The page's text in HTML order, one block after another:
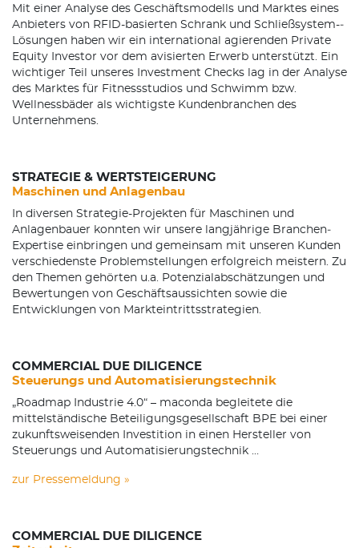
Mit einer Analyse des Geschäftsmodells und Marktes eines
Anbieters von RFID­-basierten Schrank­ und Schließsystem-­
Lösungen haben wir ein international agierenden Private
Equity­ Investor vor dem avisierten Erwerb unterstützt. Ein
wichtiger Teil unseres Investment Checks lag in der Analyse
des Marktes für Fitnessstudios und Schwimm­ bzw.
Wellnessbäder als wichtigste Kundenbranchen des
Unternehmens.
STRATEGIE & WERTSTEIGERUNG
Maschinen­ und Anlagenbau
In diversen Strategie­-Projekten für Maschinen­ und
Anlagenbauer konnten wir unsere langjährige Branchen­
Expertise einbringen und gemeinsam mit unseren Kunden
verschiedenste Problemstellungen erfolgreich meistern. Zu
den Themen gehörten u.a. Potenzialabschätzungen und
Bewertungen von Geschäftsaussichten sowie die
Entwicklungen von Markteintrittsstrategien.
COMMERCIAL DUE DILIGENCE
Steuerungs­ und Automatisierungstechnik
„Roadmap Industrie 4.0“ – maconda begleitete die
mittelständische Beteiligungsgesellschaft BPE bei einer
zukunftsweisenden Investition in einen Hersteller von
Steuerungs­ und Automatisierungstechnik …
zur Pressemeldung »
COMMERCIAL DUE DILIGENCE